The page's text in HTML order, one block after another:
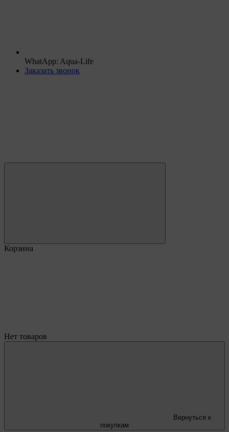
WhatApp: Aqua-Life
Заказать звонок
Корзина
Нет товаров
Вернуться к
покупкам